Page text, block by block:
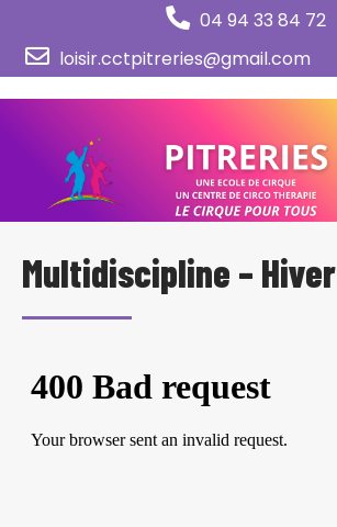
04 94 33 84 72
loisir.cctpitreries@gmail.com
Multidiscipline – Hiver